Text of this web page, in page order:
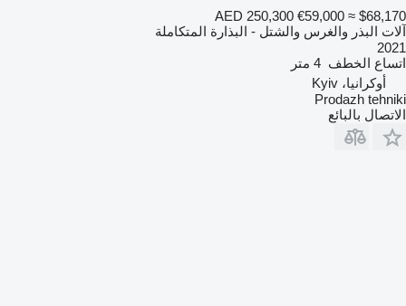
AED 250,300 €59,000 ≈ $68,170
آلات البذر والغرس والشتل - البذارة المتكاملة
2021
اتساع الخطف 4 متر
أوكرانيا، Kyiv
Prodazh tehniki
الاتصال بالبائع